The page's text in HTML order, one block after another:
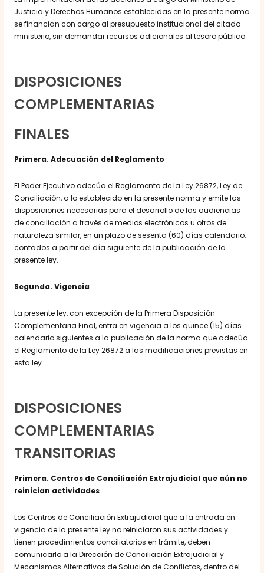
Justicia y Derechos Humanos establecidas en la presente norma
se financian con cargo al presupuesto institucional del citado
ministerio, sin demandar recursos adicionales al tesoro público.
DISPOSICIONES
COMPLEMENTARIAS
FINALES
Primera. Adecuación del Reglamento
El Poder Ejecutivo adecúa el Reglamento de la Ley 26872, Ley de
Conciliación, a lo establecido en la presente norma y emite las
disposiciones necesarias para el desarrollo de las audiencias
de conciliación a través de medios electrónicos u otros de
naturaleza similar, en un plazo de sesenta (60) días calendario,
contados a partir del día siguiente de la publicación de la
presente ley.
Segunda. Vigencia
La presente ley, con excepción de la Primera Disposición
Complementaria Final, entra en vigencia a los quince (15) días
calendario siguientes a la publicación de la norma que adecúa
el Reglamento de la Ley 26872 a las modificaciones previstas en
esta ley.
DISPOSICIONES
COMPLEMENTARIAS
TRANSITORIAS
Primera. Centros de Conciliación Extrajudicial que aún no
reinician actividades
Los Centros de Conciliación Extrajudicial que a la entrada en
vigencia de la presente ley no reiniciaron sus actividades y
tienen procedimientos conciliatorios en trámite, deben
comunicarlo a la Dirección de Conciliación Extrajudicial y
Mecanismos Alternativos de Solución de Conflictos, dentro del